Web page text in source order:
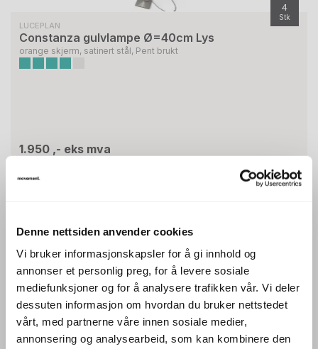
Denne nettsiden anvender cookies
Vi bruker informasjonskapsler for å gi innhold og
annonser et personlig preg, for å levere sosiale
mediefunksjoner og for å analysere trafikken vår. Vi deler
dessuten informasjon om hvordan du bruker nettstedet
vårt, med partnerne våre innen sosiale medier,
annonsering og analysearbeid, som kan kombinere den
4
Stk
LUCEPLAN
Constanza gulvlampe Ø=40cm Lys
orange skjerm, satinert stål, Pent brukt
1.950 ,- eks mva
ID: 66331